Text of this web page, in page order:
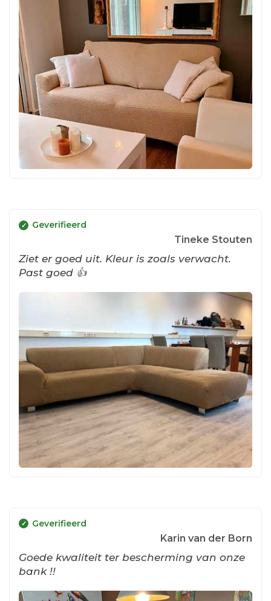
Geverifieerd
Tineke Stouten
Ziet er goed uit. Kleur is zoals verwacht.
Past goed 👍
Geverifieerd
Karin van der Born
Goede kwaliteit ter bescherming van onze
bank !!